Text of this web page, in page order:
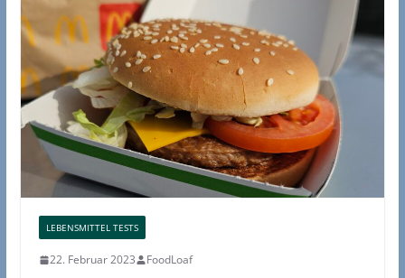
LEBENSMITTEL TESTS
22. Februar 2023 FoodLoaf